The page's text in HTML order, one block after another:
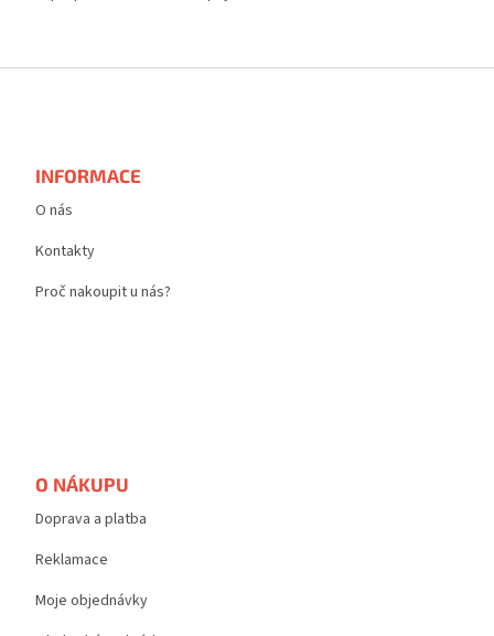
INFORMACE
O nás
Kontakty
Proč nakoupit u nás?
O NÁKUPU
Doprava a platba
Reklamace
Moje objednávky